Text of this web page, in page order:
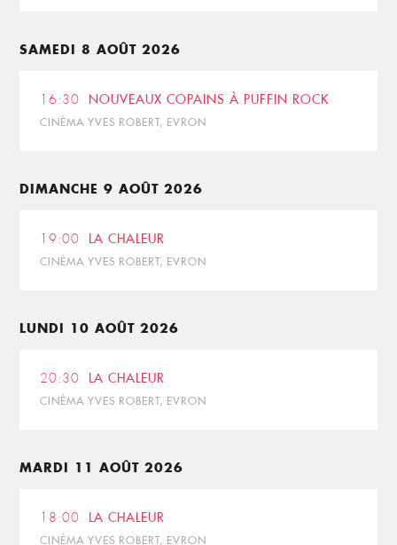
SAMEDI 8 AOÛT 2026
16:30 NOUVEAUX COPAINS À PUFFIN ROCK
CINÉMA YVES ROBERT, EVRON
DIMANCHE 9 AOÛT 2026
19:00 LA CHALEUR
CINÉMA YVES ROBERT, EVRON
LUNDI 10 AOÛT 2026
20:30 LA CHALEUR
CINÉMA YVES ROBERT, EVRON
MARDI 11 AOÛT 2026
18:00 LA CHALEUR
CINÉMA YVES ROBERT, EVRON